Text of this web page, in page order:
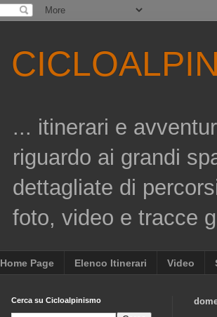
... itinerari e
riguardo ai grandi
dettagliate di
foto, video e tracce
Home Page Elenco Itinerari Video
Cerca su Cicloalpinismo